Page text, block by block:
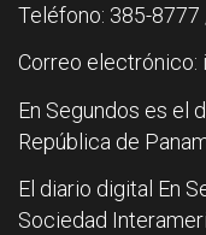
Teléfono: 385-
Correo electrónico:
En Segundos es el
República de
El diario digital En
Sociedad